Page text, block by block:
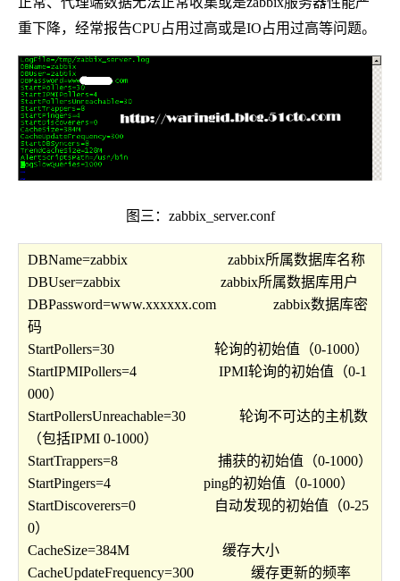
重下降，经常报告CPU占用过高或是IO占用过高等问题。
图三：zabbix_server.conf
DBName=zabbix zabbix所属数据库名称
DBUser=zabbix zabbix所属数据库用户
DBPassword=www.xxxxxx.com zabbix数据库密
码
StartPollers=30 轮询的初始值（0-1000）
StartIPMIPollers=4 IPMI轮询的初始值（0-1
000）
StartPollersUnreachable=30 轮询不可达的主机数
（包括IPMI 0-1000）
StartTrappers=8 捕获的初始值（0-1000）
StartPingers=4 ping的初始值（0-1000）
StartDiscoverers=0 自动发现的初始值（0-25
0）
CacheSize=384M 缓存大小
CacheUpdateFrequency=300 缓存更新的频率